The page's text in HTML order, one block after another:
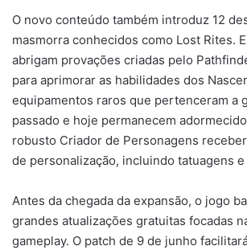
O novo conteúdo também introduz 12
masmorra conhecidos como Lost Rites.
abrigam provações criadas pelo
para aprimorar as habilidades dos
equipamentos raros que pertenceram a
passado e hoje permanecem
robusto Criador de Personagens
de personalização, incluindo tatuagens
Antes da chegada da expansão, o jogo
grandes atualizações gratuitas focadas
gameplay. O patch de 9 de junho